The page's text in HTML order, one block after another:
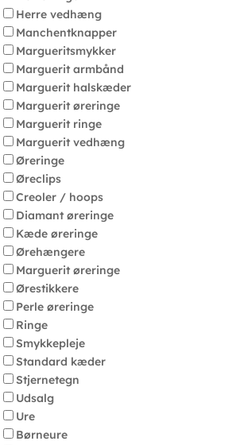
Herre vedhæng
Manchentknapper
Margueritsmykker
Marguerit armbånd
Marguerit halskæder
Marguerit øreringe
Marguerit ringe
Marguerit vedhæng
Øreringe
Øreclips
Creoler / hoops
Diamant øreringe
Kæde øreringe
Ørehængere
Marguerit øreringe
Ørestikkere
Perle øreringe
Ringe
Smykkepleje
Standard kæder
Stjernetegn
Udsalg
Ure
Børneure